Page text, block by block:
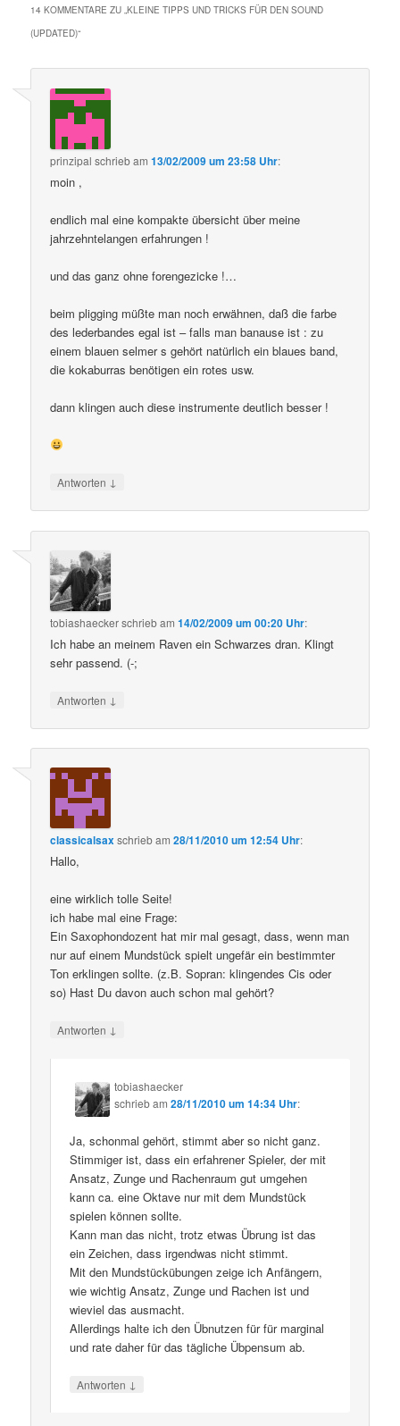
14 KOMMENTARE ZU „KLEINE TIPPS UND TRICKS FÜR DEN SOUND
(UPDATED)“
prinzipal schriebam13/02/2009 um 23:58 Uhr:
moin ,
endlich mal eine kompakte übersicht über meine
jahrzehntelangen erfahrungen !
und das ganz ohne forengezicke !…
beim pligging müßte man noch erwähnen, daß die farbe
des lederbandes egal ist – falls man banause ist : zu
einem blauen selmer s gehört natürlich ein blaues band,
die kokaburras benötigen ein rotes usw.
dann klingen auch diese instrumente deutlich besser !
Antworten ↓
tobiashaeckerschriebam14/02/2009 um 00:20 Uhr:
Ich habe an meinem Raven ein Schwarzes dran. Klingt
sehr passend. (-;
Antworten ↓
classicalsaxschriebam28/11/2010 um 12:54 Uhr:
Hallo,
eine wirklich tolle Seite!
ich habe mal eine Frage:
Ein Saxophondozent hat mir mal gesagt, dass, wenn man
nur auf einem Mundstück spielt ungefär ein bestimmter
Ton erklingen sollte. (z.B. Sopran: klingendes Cis oder
so) Hast Du davon auch schon mal gehört?
Antworten ↓
tobiashaecker
schriebam28/11/2010 um 14:34 Uhr:
Ja, schonmal gehört, stimmt aber so nicht ganz.
Stimmiger ist, dass ein erfahrener Spieler, der mit
Ansatz, Zunge und Rachenraum gut umgehen
kann ca. eine Oktave nur mit dem Mundstück
spielen können sollte.
Kann man das nicht, trotz etwas Übrung ist das
ein Zeichen, dass irgendwas nicht stimmt.
Mit den Mundstückübungen zeige ich Anfängern,
wie wichtig Ansatz, Zunge und Rachen ist und
wieviel das ausmacht.
Allerdings halte ich den Übnutzen für für marginal
und rate daher für das tägliche Übpensum ab.
Antworten ↓